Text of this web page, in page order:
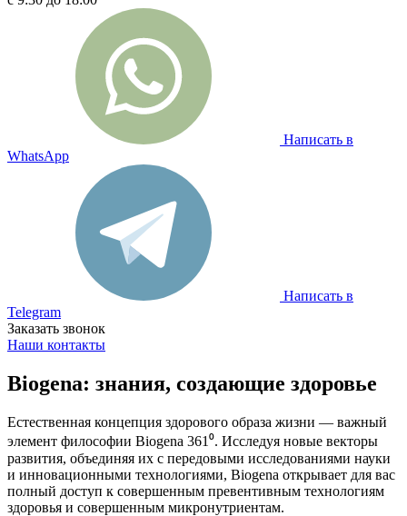
Написать в
WhatsApp
Написать в
Telegram
Заказать звонок
Наши контакты
Biogena: знания, создающие здоровье
Естественная концепция здорового образа жизни — важный
элемент философии Biogena 361⁰. Исследуя новые векторы
развития, объединяя их с передовыми исследованиями науки
и инновационными технологиями, Biogena открывает для вас
полный доступ к совершенным превентивным технологиям
здоровья и совершенным микронутриентам.